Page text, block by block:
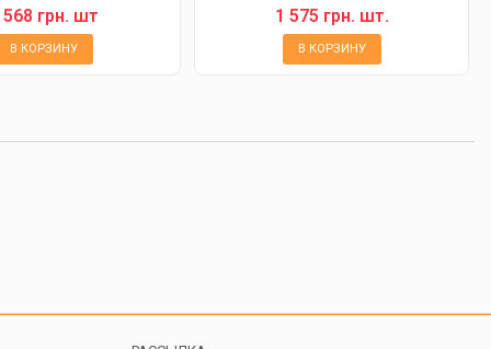
568 грн. шт
В КОРЗИНУ
1 575 грн. шт.
В КОРЗИНУ